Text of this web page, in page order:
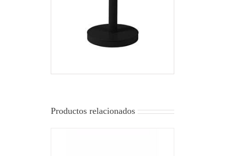
Productos relacionados